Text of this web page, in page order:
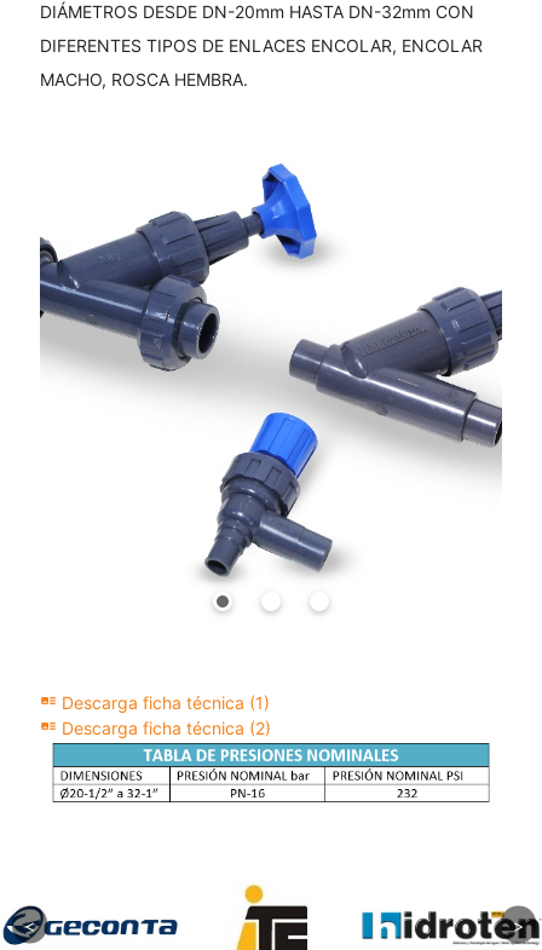
DIÁMETROS DESDE DN-20mm HASTA DN-32mm CON
DIFERENTES TIPOS DE ENLACES ENCOLAR, ENCOLAR
MACHO, ROSCA HEMBRA.
art_track Descarga ficha técnica (1)
art_track Descarga ficha técnica (2)